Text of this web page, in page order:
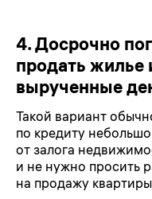
4. Досрочно
продать жилье
вырученные
Такой вариант
по кредиту
от залога
и не нужно просить
на продажу